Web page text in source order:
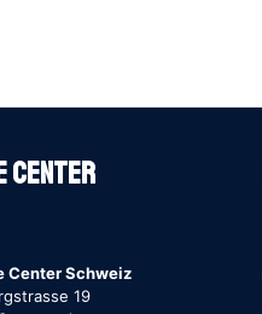
Center
Center Schweiz
19